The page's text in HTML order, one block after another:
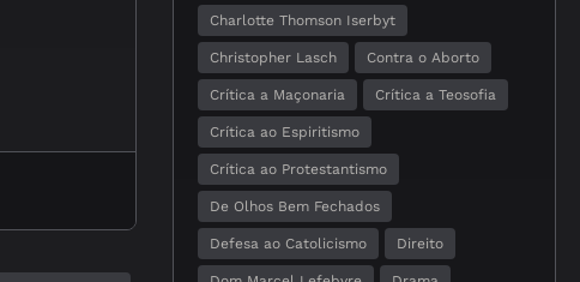
Charlotte Thomson Iserbyt
Christopher Lasch Contra o Aborto
Crítica a Maçonaria Crítica a Teosofia
Crítica ao Espiritismo
Crítica ao Protestantismo
De Olhos Bem Fechados
Defesa ao Catolicismo Direito